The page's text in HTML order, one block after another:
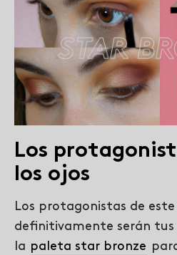
Los
los ojos
Los protagonistas de
definitivamente serán tus
la paleta star bronze